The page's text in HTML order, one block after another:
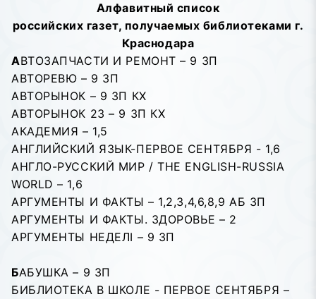
Алфавитный список
российских газет, получаемых библиотеками г.
Краснодара
АВТОЗАПЧАСТИ И РЕМОНТ – 9 ЗП
АВТОРЕВЮ – 9 ЗП
АВТОРЫНОК – 9 ЗП КХ
АВТОРЫНОК 23 – 9 ЗП КХ
АКАДЕМИЯ – 1,5
АНГЛИЙСКИЙ ЯЗЫК-ПЕРВОЕ СЕНТЯБРЯ - 1,6
АНГЛО-РУССКИЙ МИР / THE ENGLISH-RUSSIA
WORLD – 1,6
АРГУМЕНТЫ И ФАКТЫ – 1,2,3,4,6,8,9 АБ ЗП
АРГУМЕНТЫ И ФАКТЫ. ЗДОРОВЬЕ – 2
АРГУМЕНТЫ НЕДЕЛI – 9 ЗП
БАБУШКА – 9 ЗП
БИБЛИОТЕКА В ШКОЛЕ - ПЕРВОЕ СЕНТЯБРЯ –